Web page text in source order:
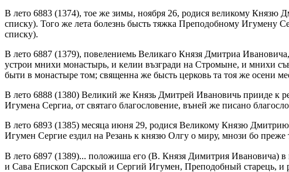
В лето 6883 (1374), тое же зимы, ноября 26, родися великому
списку). Того же лета болезнь бысть тяжка Преподобному Игумену
списку).
В лето 6887 (1379), повелениемь Великаго Князя Дмитриа
устрои мнихи монастырь, и келии възгради на Стромыне, и мнихи
быти в монастыре том; священна же бысть церковь та тоя же осени
В лето 6888 (1380) Великий же Князь Дмитрей Ивановичь прииде к
Игумена Сергиа, от святаго благословение, въней же писано
В лето 6893 (1385) месяца июня 29, родися Великому Князю
Игумен Сергие ездил на Резань к князю Олгу о миру, мнози бо
В лето 6897 (1389)... положиша его (В. Князя Димитрия Ивановича)
и Сава Епископ Сарскый и Сергий Игумен, Преподобный старець, и